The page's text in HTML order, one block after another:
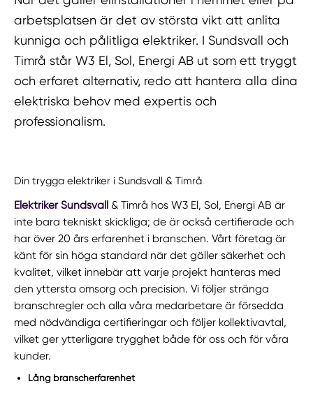
arbetsplatsen är det av största vikt att anlita
kunniga och pålitliga elektriker. I Sundsvall och
Timrå står W3 El, Sol, Energi AB ut som ett tryggt
och erfaret alternativ, redo att hantera alla dina
elektriska behov med expertis och
professionalism.
Din trygga elektriker i Sundsvall & Timrå
Elektriker Sundsvall
& Timrå hos W3 El, Sol, Energi AB är
inte bara tekniskt skickliga; de är också certifierade och
har över 20 års erfarenhet i branschen. Vårt företag är
känt för sin höga standard när det gäller säkerhet och
kvalitet, vilket innebär att varje projekt hanteras med
den yttersta omsorg och precision. Vi följer stränga
branschregler och alla våra medarbetare är försedda
med nödvändiga certifieringar och följer kollektivavtal,
vilket ger ytterligare trygghet både för oss och för våra
kunder.
Lång branscherfarenhet